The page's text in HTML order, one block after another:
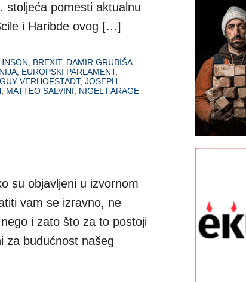
stoljeća pomesti aktualnu
i Haribde ovog […]
, BREXIT, DAMIR GRUBIŠA,
, EUROPSKI PARLAMENT,
GUY VERHOFSTADT, JOSEPH
, MATTEO SALVINI, NIGEL FARAGE
su objavljeni u izvornom
vam se izravno, ne
i zato što za to postoji
za budućnost našeg